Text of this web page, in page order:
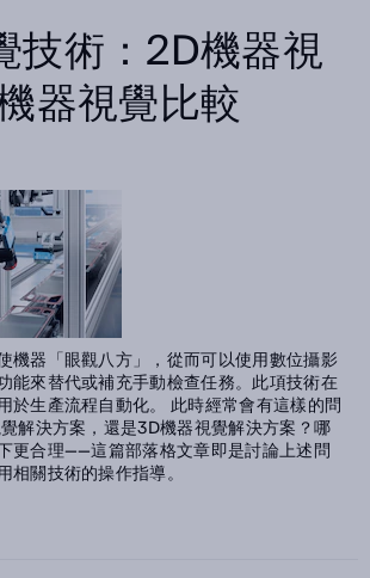
技術：2D機器視
器視覺比較
機器「眼觀八方」，從而可以使用數位攝影
能來替代或補充手動檢查任務。此項技術在
於生產流程自動化。 此時經常會有這樣的問
解決方案，還是3D機器視覺解決方案？哪
更合理——這篇部落格文章即是討論上述問
關技術的操作指導。